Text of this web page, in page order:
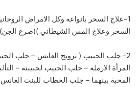
1-علاج السحر بانواعه وكل الامراض
السحر وعلاج المس الشيطاني )(صرع الجن)
2- جلب الحبيب ( تزويج العانس – جلب
المرأة الارمله – جلب الحبيب لحبيبته –
المحبة بينهما – جلب الخطاب للبنت